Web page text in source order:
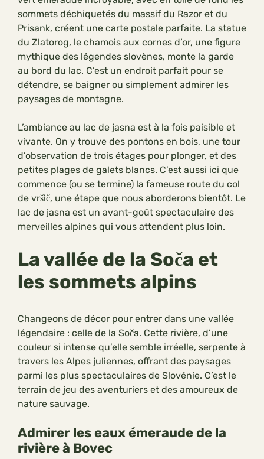
sommets déchiquetés du massif du Razor et du
Prisank, créent une carte postale parfaite. La statue
du Zlatorog, le chamois aux cornes d’or, une figure
mythique des légendes slovènes, monte la garde
au bord du lac. C’est un endroit parfait pour se
détendre, se baigner ou simplement admirer les
paysages de montagne.
L’ambiance au lac de jasna est à la fois paisible et
vivante. On y trouve des pontons en bois, une tour
d’observation de trois étages pour plonger, et des
petites plages de galets blancs. C’est aussi ici que
commence (ou se termine) la fameuse route du col
de vršič, une étape que nous aborderons bientôt. Le
lac de jasna est un avant-goût spectaculaire des
merveilles alpines qui vous attendent plus loin.
La vallée de la Soča et
les sommets alpins
Changeons de décor pour entrer dans une vallée
légendaire : celle de la Soča. Cette rivière, d’une
couleur si intense qu’elle semble irréelle, serpente à
travers les Alpes juliennes, offrant des paysages
parmi les plus spectaculaires de Slovénie. C’est le
terrain de jeu des aventuriers et des amoureux de
nature sauvage.
Admirer les eaux émeraude de la
rivière à Bovec